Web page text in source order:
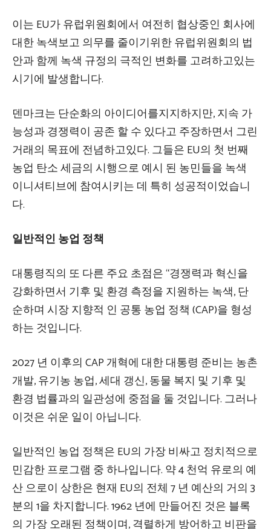
이는 EU가 유럽위원회에서 여전히 협상중인 회사에
대한 녹색보고 의무를 줄이기위한 유럽위원회의 법
안과 함께 녹색 규정의 극적인 변화를 고려하고있는
시기에 발생합니다.
덴마크는 단순화의 아이디어를지지하지만, 지속 가
능성과 경쟁력이 공존 할 수 있다고 주장하면서 그린
거래의 목표에 전념하고있다. 그들은 EU의 첫 번째
농업 탄소 세금의 시행으로 예시 된 농민들을 녹색
이니셔티브에 참여시키는 데 특히 성공적이었습니
다.
일반적인 농업 정책
대통령직의 또 다른 주요 초점은 “경쟁력과 혁신을
강화하면서 기후 및 환경 측정을 지원하는 녹색, 단
순하며 시장 지향적 인 공통 농업 정책 (CAP)을 형성
하는 것입니다.
2027 년 이후의 CAP 개혁에 대한 대통령 준비는 농촌
개발, 유기농 농업, 세대 갱신, 동물 복지 및 기후 및
환경 법률과의 일관성에 중점을 둘 것입니다. 그러나
이것은 쉬운 일이 아닙니다.
일반적인 농업 정책은 EU의 가장 비싸고 정치적으로
민감한 프로그램 중 하나입니다. 약 4 천억 유로의 예
산 으로이 상한은 현재 EU의 전체 7 년 예산의 거의 3
분의 1을 차지합니다. 1962 년에 만들어진 것은 블록
의 가장 오래된 정책이며, 격렬하게 방어하고 비판을